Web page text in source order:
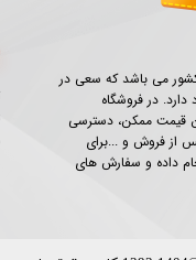
کشور می باشد که سعی در
در فروشگاه
قیمت ممکن، دسترسی
از فروش و ...برای
داده و سفارش های